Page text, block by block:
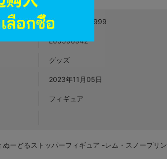
4999999999999
L05596942
グッズ
2023年11月05日
フィギュア
ーどるストッパーフィギュア -レム・スノープリ